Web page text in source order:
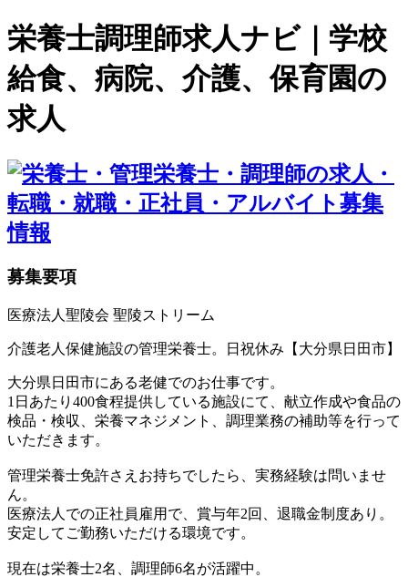
栄養士調理師求人ナビ｜学校
給食、病院、介護、保育園の
求人
募集要項
医療法人聖陵会 聖陵ストリーム
介護老人保健施設の管理栄養士。日祝休み【大分県日田市】
大分県日田市にある老健でのお仕事です。
1日あたり400食程提供している施設にて、献立作成や食品の
検品・検収、栄養マネジメント、調理業務の補助等を行って
いただきます。
管理栄養士免許さえお持ちでしたら、実務経験は問いませ
ん。
医療法人での正社員雇用で、賞与年2回、退職金制度あり。
安定してご勤務いただける環境です。
現在は栄養士2名、調理師6名が活躍中。